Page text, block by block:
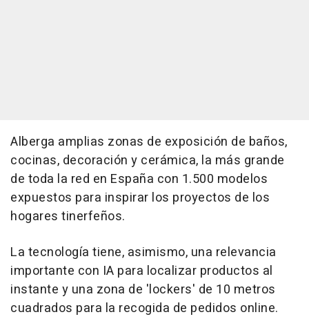
Alberga amplias zonas de exposición de baños,
cocinas, decoración y cerámica, la más grande
de toda la red en España con 1.500 modelos
expuestos para inspirar los proyectos de los
hogares tinerfeños.
La tecnología tiene, asimismo, una relevancia
importante con IA para localizar productos al
instante y una zona de 'lockers' de 10 metros
cuadrados para la recogida de pedidos online.